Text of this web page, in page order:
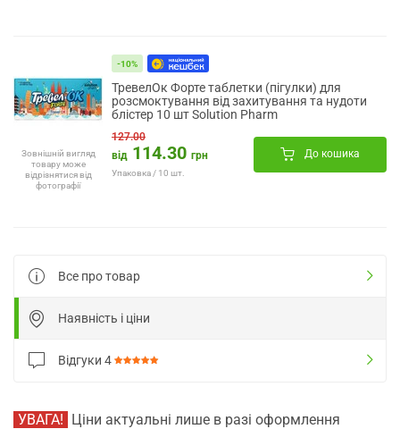
Зовнішній вигляд
товару може
відрізнятися від
фотографії
-10%
ТревелОк Форте таблетки (пігулки) для
розсмоктування від захитування та нудоти
блістер 10 шт Solution Pharm
127.00
від 114.30 грн
Упаковка / 10 шт.
До кошика
Все про товар
Наявність і ціни
Відгуки 4
УВАГА! Ціни актуальні лише в разі оформлення